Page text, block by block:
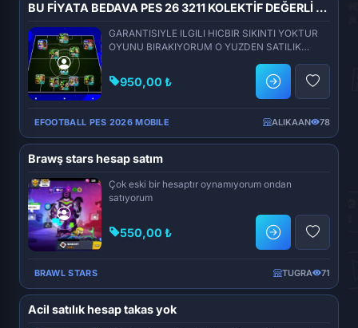
BU FİYATA BEDAVA PES 26 3211 KOLEKTİF DEĞERLİ OYUNCULAR VAR 107 SUAREZ 105 PİRLO 105 HAZARD 104 GAKPO VE DAHA FAZLASI
GARANTISIYLE ILGILI HICBIR SIKINTI YOKTUR
OYUNU BIRAKIYORUM O YUZDEN SATILIK
950,00 ₺
EFOOTBALL PES 2026 MOBILE ALIKAAN 78
Brawş stars hesap satım
Çok eski bir hesaptır oynamıyorum ondan
satıyorum
550,00 ₺
BRAWL STARS TUGRA 71
Acil satılık hesap takas yok